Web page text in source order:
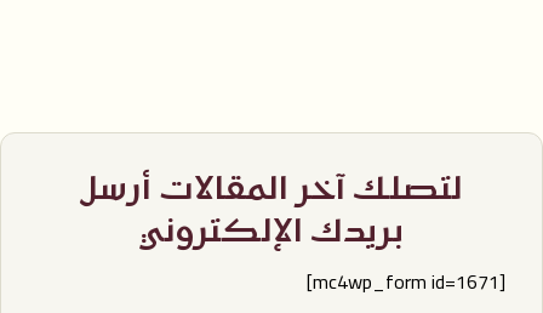
لتصلك آخر المقالات أرسل
بريدك الإلكتروني
[mc4wp_form id=1671]